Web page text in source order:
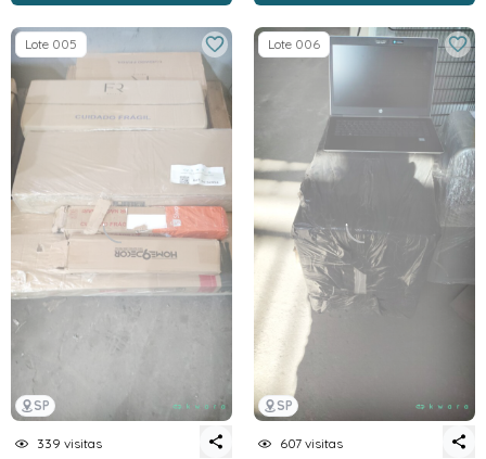
SP
Lote 005
339 visitas
SP
Lote 006
607 visitas